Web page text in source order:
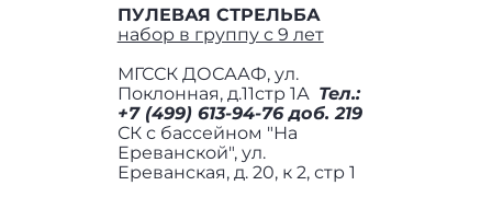
ПУЛЕВАЯ СТРЕЛЬБА
набор в группу с 9 лет
МГССК ДОСААФ, ул.
Поклонная, д.11стр 1А Тел.:
+7 (499) 613-94-76 доб. 219
СК с бассейном "На
Ереванской", ул.
Ереванская, д. 20, к 2, стр 1